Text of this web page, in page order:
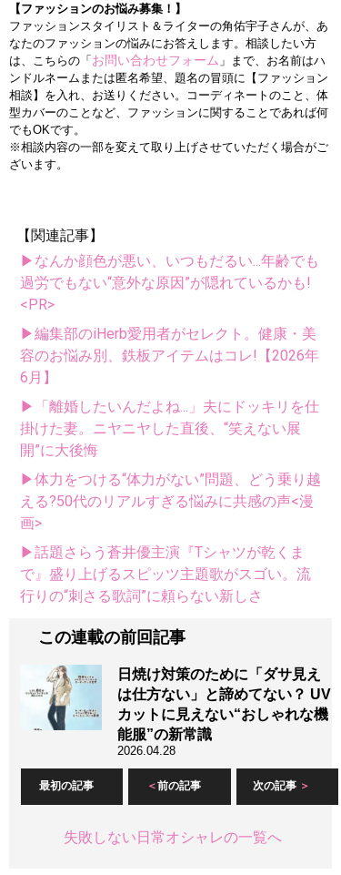
【ファッションのお悩み募集！】
ファッションスタイリスト＆ライターの角佑宇子さんが、あ
なたのファッションの悩みにお答えします。相談したい方
は、こちらの「 お問い合わせフォーム 」まで、お名前はハ
ンドルネームまたは匿名希望、題名の冒頭に【ファッション
相談】を入れ、お送りください。コーディネートのこと、体
型カバーのことなど、ファッションに関することであれば何
でもOKです。
※相談内容の一部を変えて取り上げさせていただく場合がご
ざいます。
【関連記事】
▶なんか顔色が悪い、いつもだるい...年齢でも
過労でもない“意外な原因”が隠れているかも!
<PR>
▶編集部のiHerb愛用者がセレクト。健康・美
容のお悩み別、鉄板アイテムはコレ!【2026年
6月】
▶「離婚したいんだよね...」夫にドッキリを仕
掛けた妻。ニヤニヤした直後、“笑えない展
開”に大後悔
▶体力をつける“体力がない”問題、どう乗り越
える?50代のリアルすぎる悩みに共感の声<漫
画>
▶話題さらう蒼井優主演『Tシャツが乾くま
で』盛り上げるスピッツ主題歌がスゴい。流
行りの“刺さる歌詞”に頼らない新しさ
この連載の前回記事
日焼け対策のために「ダサ見え
は仕方ない」と諦めてない？ UV
カットに見えない“おしゃれな機
能服”の新常識
2026.04.28
最初の記事 前の記事 次の記事
失敗しない日常オシャレの一覧へ